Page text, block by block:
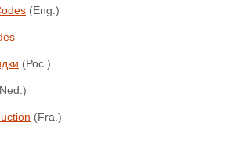
(Eng.)
(Рос.)
(Fra.)